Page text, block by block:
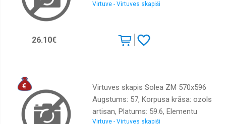
kašmira, Virsma: Matēts, Materiāls :
Virtuve - Virtuves skapiši
26.10€
Virtuves skapis Solea ZM 570x596
Augstums: 57, Korpusa krāsa: ozols
artisan, Platums: 59.6, Elementu
Virtuve - Virtuves skapiši